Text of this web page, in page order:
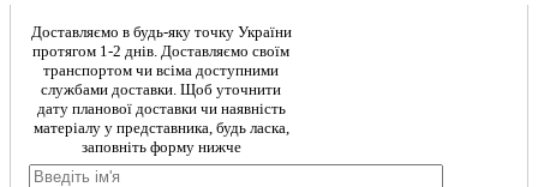
Доставляємо в будь-яку точку України
протягом 1-2 днів. Доставляємо своїм
транспортом чи всіма доступними
службами доставки. Щоб уточнити
дату планової доставки чи наявність
матеріалу у представника, будь ласка,
заповніть форму нижче